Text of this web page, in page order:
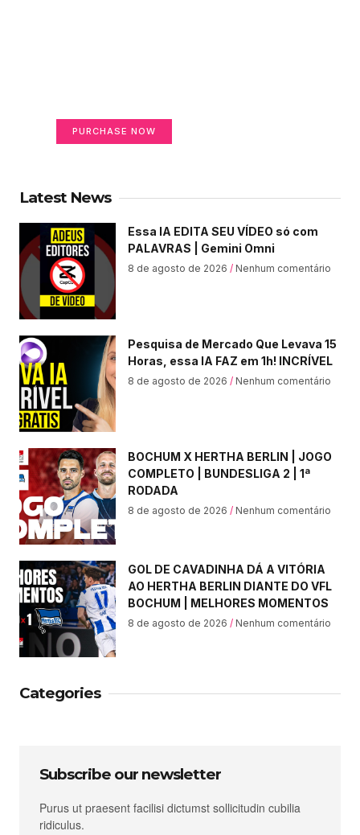
PURCHASE NOW
Latest News
Essa IA EDITA SEU VÍDEO só com
PALAVRAS | Gemini Omni
8 de agosto de 2026 Nenhum comentário
Pesquisa de Mercado Que Levava 15
Horas, essa IA FAZ em 1h! INCRÍVEL
8 de agosto de 2026 Nenhum comentário
BOCHUM X HERTHA BERLIN | JOGO
COMPLETO | BUNDESLIGA 2 | 1ª
RODADA
8 de agosto de 2026 Nenhum comentário
GOL DE CAVADINHA DÁ A VITÓRIA
AO HERTHA BERLIN DIANTE DO VFL
BOCHUM | MELHORES MOMENTOS
8 de agosto de 2026 Nenhum comentário
Categories
Subscribe our newsletter
Purus ut praesent facilisi dictumst sollicitudin cubilia
ridiculus.